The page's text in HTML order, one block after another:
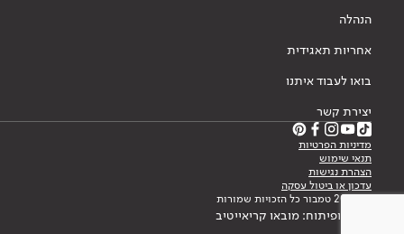
הנהלה
אחריות תאגידית
בואו לעבוד איתנו
יצירת קשר
מדיניות הפרטיות
תנאי שימוש
הצהרת נגישות
עדכון או ביטול עסקה
© 2026 טמבור כל הזכויות שמורות
עיצוב ופיתוח: מובאו קריאייטיב